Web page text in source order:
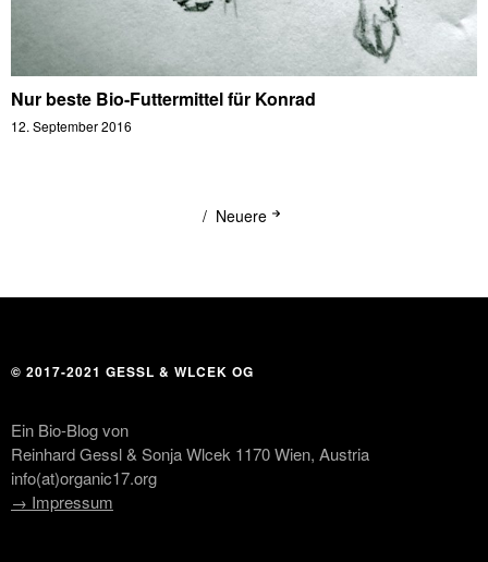
Nur beste Bio-Futtermittel für Konrad
12. September 2016
Neuere
© 2017-2021 GESSL & WLCEK OG
Ein Bio-Blog von
Reinhard Gessl & Sonja Wlcek 1170 Wien, Austria
info(at)organic17.org
→ Impressum